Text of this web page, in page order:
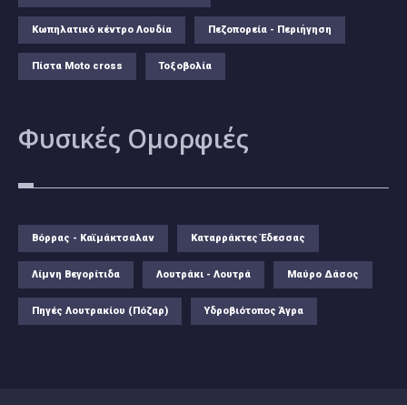
Κωπηλατικό κέντρο Λουδία Πεζοπορεία - Περιήγηση
Πίστα Moto cross Τοξοβολία
Φυσικές Ομορφιές
Βόρρας - Καϊμάκτσαλαν Καταρράκτες Έδεσσας
Λίμνη Βεγορίτιδα Λουτράκι - Λουτρά Μαύρο Δάσος
Πηγές Λουτρακίου (Πόζαρ) Υδροβιότοπος Άγρα